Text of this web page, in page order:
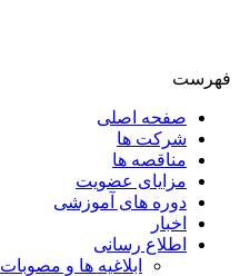
فهرست
صفحه اصلی
شرکت ها
مناقصه ها
مزایای عضویت
دوره های آموزشی
اخبار
اطلاع رسانی
ابلاغیه ها و مصوبات